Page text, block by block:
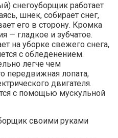
снегоуборщик работает
шнек, собирает снег,
его в сторону. Кромка
— гладкое и зубчатое.
на уборке свежего снега,
с обледенением.
легче чем
передвижная лопата,
двигателя.
с помощью мускульной